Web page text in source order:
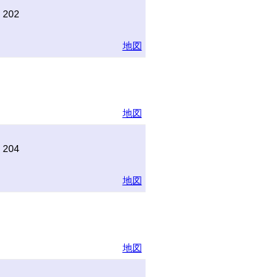
地図
地図
204
地図
地図